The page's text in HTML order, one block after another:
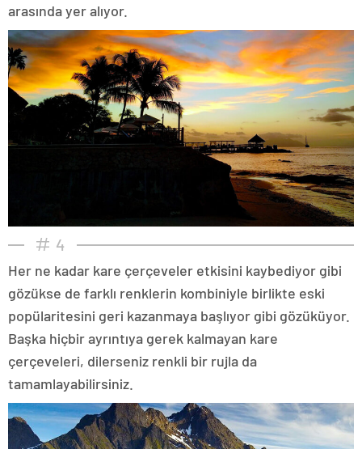
arasında yer alıyor.
4
Her ne kadar kare çerçeveler etkisini kaybediyor gibi
gözükse de farklı renklerin kombiniyle birlikte eski
popülaritesini geri kazanmaya başlıyor gibi gözüküyor.
Başka hiçbir ayrıntıya gerek kalmayan kare
çerçeveleri, dilerseniz renkli bir rujla da
tamamlayabilirsiniz.